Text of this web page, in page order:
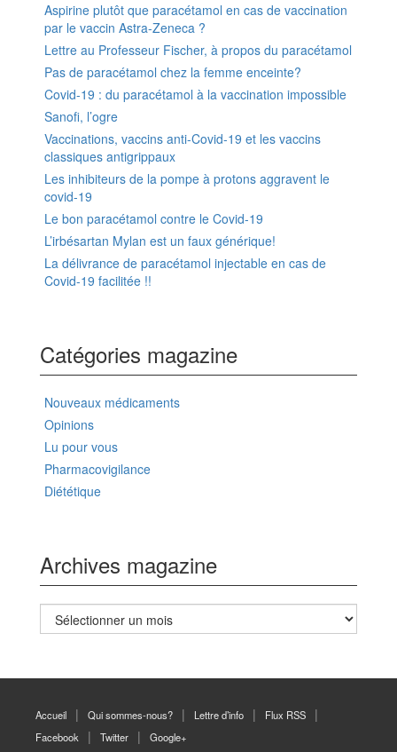
Aspirine plutôt que paracétamol en cas de vaccination
par le vaccin Astra-Zeneca ?
Lettre au Professeur Fischer, à propos du paracétamol
Pas de paracétamol chez la femme enceinte?
Covid-19 : du paracétamol à la vaccination impossible
Sanofi, l’ogre
Vaccinations, vaccins anti-Covid-19 et les vaccins
classiques antigrippaux
Les inhibiteurs de la pompe à protons aggravent le
covid-19
Le bon paracétamol contre le Covid-19
L’irbésartan Mylan est un faux générique!
La délivrance de paracétamol injectable en cas de
Covid-19 facilitée !!
Catégories magazine
Nouveaux médicaments
Opinions
Lu pour vous
Pharmacovigilance
Diététique
Archives magazine
Archives
magazine
Accueil Qui sommes-nous? Lettre d’info
Flux RSS
Facebook
Twitter Google+